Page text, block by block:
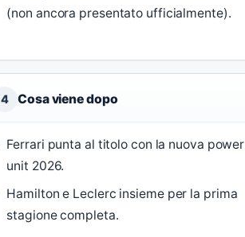
(non ancora presentato ufficialmente).
4 Cosa viene dopo
Ferrari punta al titolo con la nuova power
unit 2026.
Hamilton e Leclerc insieme per la prima
stagione completa.